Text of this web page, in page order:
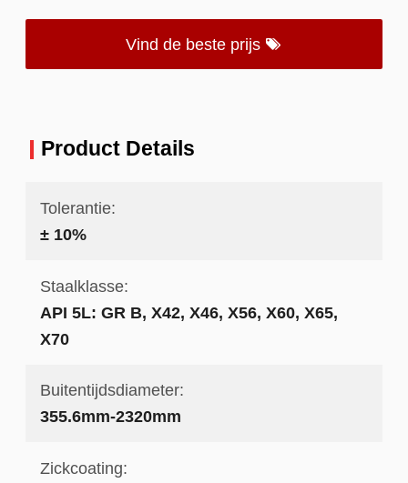
Vind de beste prijs
Product Details
Tolerantie:
± 10%
Staalklasse:
API 5L: GR B, X42, X46, X56, X60, X65,
X70
Buitentijdsdiameter:
355.6mm-2320mm
Zickcoating: